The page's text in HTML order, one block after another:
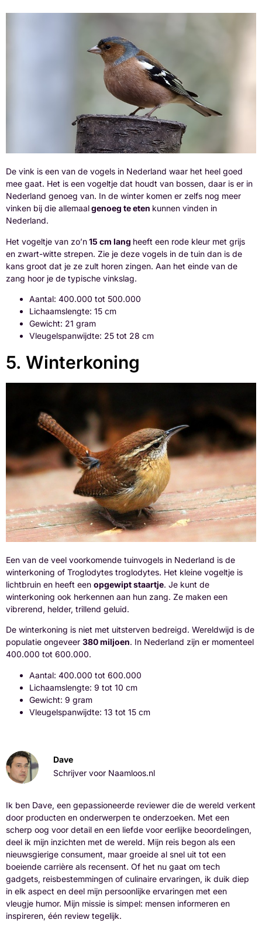
De vink is een van de vogels in Nederland waar het heel goed
mee gaat. Het is een vogeltje dat houdt van bossen, daar is er in
Nederland genoeg van. In de winter komen er zelfs nog meer
vinken bij die allemaalgenoeg te eten kunnen vinden in
Nederland.
Het vogeltje van zo’n15 cm lang heeft een rode kleur met grijs
en zwart-witte strepen. Zie je deze vogels in de tuin dan is de
kans groot dat je ze zult horen zingen. Aan het einde van de
zang hoor je de typische vinkslag.
Aantal: 400.000 tot 500.000
Lichaamslengte: 15 cm
Gewicht: 21 gram
Vleugelspanwijdte: 25 tot 28 cm
5. Winterkoning
Een van de veel voorkomende tuinvogels in Nederland is de
winterkoning of Troglodytes troglodytes. Het kleine vogeltje is
lichtbruin en heeft een opgewipt staartje. Je kunt de
winterkoning ook herkennen aan hun zang. Ze maken een
vibrerend, helder, trillend geluid.
De winterkoning is niet met uitsterven bedreigd. Wereldwijd is de
populatie ongeveer 380 miljoen. In Nederland zijn er momenteel
400.000 tot 600.000.
Aantal: 400.000 tot 600.000
Lichaamslengte: 9 tot 10 cm
Gewicht: 9 gram
Vleugelspanwijdte: 13 tot 15 cm
Dave
Schrijver voor Naamloos.nl
Ik ben Dave, een gepassioneerde reviewer die de wereld verkent
door producten en onderwerpen te onderzoeken. Met een
scherp oog voor detail en een liefde voor eerlijke beoordelingen,
deel ik mijn inzichten met de wereld. Mijn reis begon als een
nieuwsgierige consument, maar groeide al snel uit tot een
boeiende carrière als recensent. Of het nu gaat om tech
gadgets, reisbestemmingen of culinaire ervaringen, ik duik diep
in elk aspect en deel mijn persoonlijke ervaringen met een
vleugje humor. Mijn missie is simpel: mensen informeren en
inspireren, één review tegelijk.